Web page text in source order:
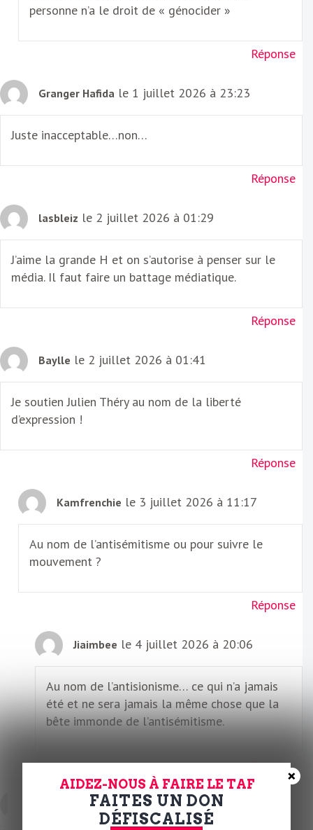
personne n’a le droit de « génocider »
Réponse
Granger Hafida le 1 juillet 2026 à 23:23
Juste inacceptable…non…
Réponse
lasbleiz le 2 juillet 2026 à 01:29
J’aime la grande H et on s’autorise à penser sur le
média. Il faut faire un battage médiatique.
Réponse
Baylle le 2 juillet 2026 à 01:41
Je soutien Julien Théry au nom de la liberté
d’expression !
Réponse
Kamfrenchie le 3 juillet 2026 à 11:17
Au nom de l’antisémitisme ou pour suivre le
mouvement ?
Réponse
Jiaimbee le 4 juillet 2026 à 20:06
Au nom de l’antisionisme… ce qui n’a jamais
été et ne sera jamais la même chose que la
bête immonde de l’antisémitisme.
Réponse
association REGAIN le 2 juillet 2026 à 02:30
AIDEZ-NOUS À FAIRE LE TAF
FAITES UN DON
DÉFISCALISÉ
×